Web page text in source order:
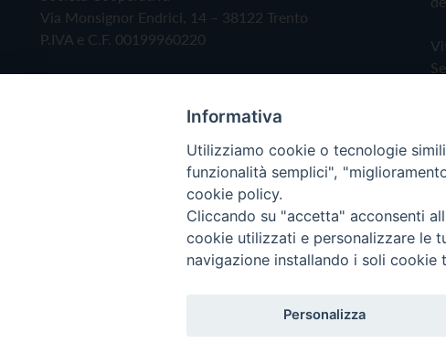
Via Monsignor Endrici, 14 – 38122 Trento
P.IVA e C.F. 00199960220
Copyright © 2019 - Tutti i diritti riservati - Vita
Informativa
Utilizziamo cookie o tecnologie
funzionalità semplici",
cookie policy.
Cliccando su "accetta" acconsenti
cookie utilizzati e personalizzare le
navigazione installando i soli
Personalizza